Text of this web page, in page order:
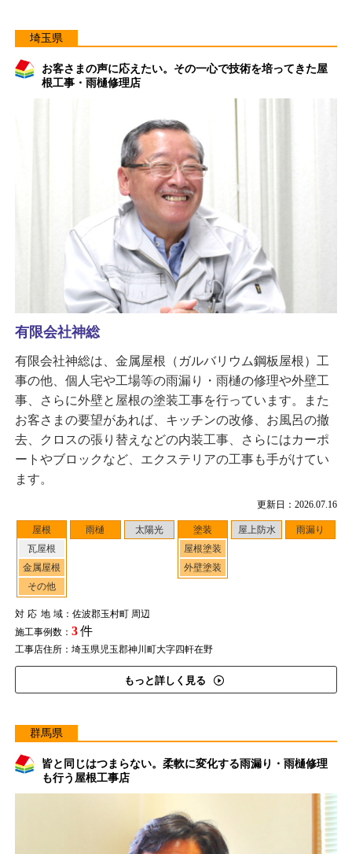
埼玉県
お客さまの声に応えたい。その一心で技術を培ってきた屋
根工事・雨樋修理店
更新日：2026.07.16
屋根
瓦屋根
金属屋根
その他
雨樋 太陽光
塗装
屋根塗装
外壁塗装
屋上防水 雨漏り
対応地域：佐波郡玉村町 周辺
施工事例数： 3件
工事店住所：埼玉県児玉郡神川町大字四軒在野
もっと詳しく見る
有限会社神総
有限会社神総は、金属屋根（ガルバリウム鋼板屋根）工
事の他、個人宅や工場等の雨漏り・雨樋の修理や外壁工
事、さらに外壁と屋根の塗装工事を行っています。また
お客さまの要望があれば、キッチンの改修、お風呂の撤
去、クロスの張り替えなどの内装工事、さらにはカーポ
ートやブロックなど、エクステリアの工事も手がけてい
ます。
群馬県
皆と同じはつまらない。柔軟に変化する雨漏り・雨樋修理
も行う屋根工事店